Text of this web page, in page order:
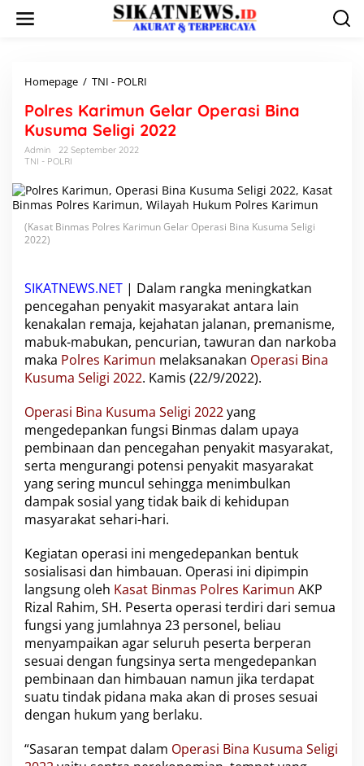
Homepage / TNI - POLRI
r
e
r
i
m
e
l
a
r
O
p
e
s
i
B
i
a
K
u
u
a
S
e
l
i
g
i
2
0
2
2
Polres Karimun Gelar Operasi Bina
Kusuma Seligi 2022
Admin
22 September 2022
TNI - POLRI
(Kasat Binmas Polres Karimun Gelar Operasi Bina Kusuma Seligi
2022)
SIKATNEWS.NET | Dalam rangka meningkatkan
pencegahan penyakit masyarakat antara lain
kenakalan remaja, kejahatan jalanan, premanisme,
mabuk-mabukan, pencurian, tawuran dan narkoba
maka Polres Karimun melaksanakan Operasi Bina
Kusuma Seligi 2022. Kamis (22/9/2022).
Operasi Bina Kusuma Seligi 2022yang
mengedepankan fungsi Binmas dalam upaya
pembinaan dan pencegahan penyakit masyarakat,
serta mengurangi potensi penyakit masyarakat
yang sering muncul sehingga menimbulkan
dampak sosial yang tidak baik di kehidupan
masyarakat sehari-hari.
Kegiatan operasi ini mengedepankan bentuk
sosialisasi dan himbauan. Operasi ini dipimpin
langsung oleh Kasat Binmas Polres Karimun AKP
Rizal Rahim, SH. Peserta operasi terdiri dari semua
fungsi yang jumlahnya 23 personel, beliau
menyampaikan agar seluruh peserta berperan
sesuai dengan fungsinya serta mengedepankan
pembinaan dan himbauan namun jika terdapat
suatu tindak pidana maka akan di proses sesuai
dengan hukum yang berlaku.
“Sasaran tempat dalam Operasi Bina Kusuma Seligi